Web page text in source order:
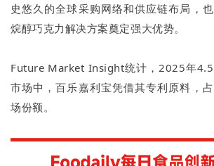
史悠久的全球采购网络和供应链布局，
烷醇巧克力解决方案奠定强大优势。
Future Market Insight统计，2025年
市场中，百乐嘉利宝凭借其专利原料，
场份额。